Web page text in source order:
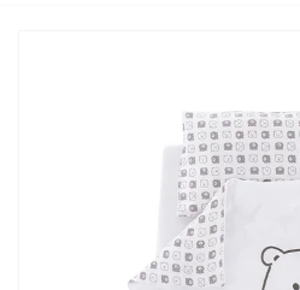
Colchón De Colecho,
Colchones Para Bebé
Colchones Infantiles
SACOS DE DORMIR
Cómo Elegir Un
Saco De Dormir Para
MANTAS, NÓRDICOS Y
Mantas, Nórdicos Y
NIDO DE BEBÉ
BETTER DREAMS
Encuentra tu